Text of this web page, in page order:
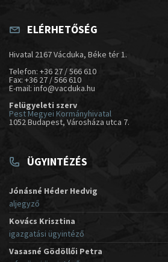
ELÉRHETŐSÉG
Hivatal 2167 Vácduka, Béke tér 1.
Telefon: +36 27 / 566 610
Fax: +36 27 / 566 610
E-mail: info@vacduka.hu
Felügyeleti szerv
Pest Megyei Kormányhivatal
1052 Budapest, Városháza utca 7.
ÜGYINTÉZÉS
Jónásné Héder Hedvig
aljegyző
Kovács Krisztina
igazgatási ügyintéző
Vasasné Gödöllői Petra